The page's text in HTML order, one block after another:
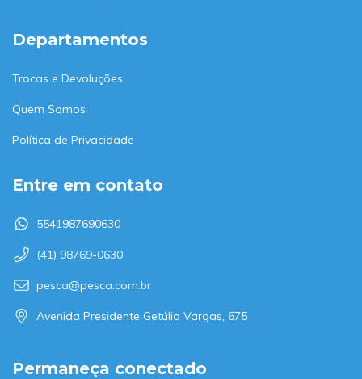
Departamentos
Trocas e Devoluções
Quem Somos
Política de Privacidade
Entre em contato
5541987690630
(41) 98769-0630
pesca@pesca.com.br
Avenida Presidente Getúlio Vargas, 675
Permaneça conectado